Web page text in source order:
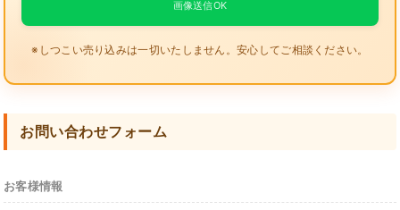
画像送信OK
※しつこい売り込みは一切いたしません。安心してご相談ください。
お問い合わせフォーム
お客様情報